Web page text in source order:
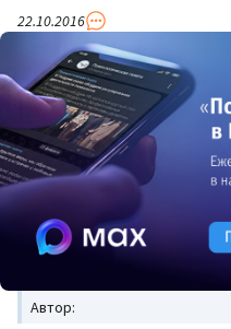
22.10.2016
Автор: